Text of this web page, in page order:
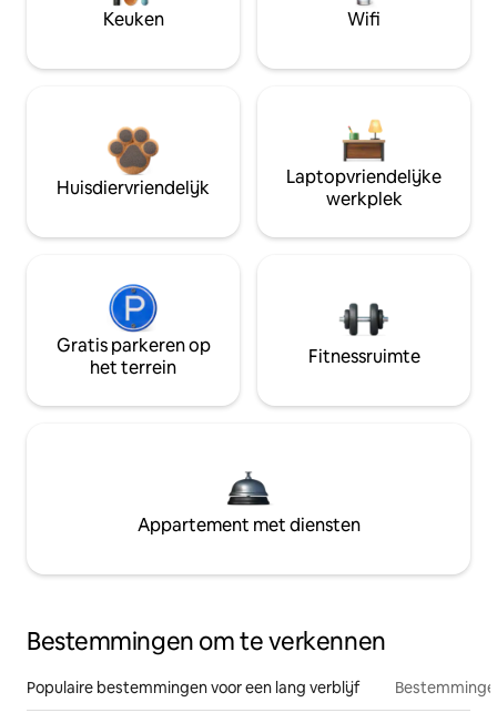
Keuken Wifi
Huisdiervriendelijk
Laptopvriendelijke
werkplek
Gratis parkeren op
het terrein
Fitnessruimte
Appartement met diensten
Bestemmingen om te verkennen
Populaire bestemmingen voor een lang verblijf